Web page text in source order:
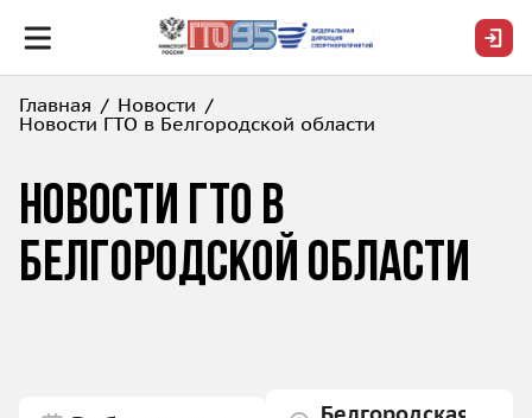
Главная
Новости
Новости ГТО в Белгородской области
Новости ГТО в
Белгородской области